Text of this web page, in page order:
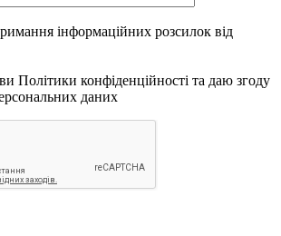
інформаційних розсилок від
Політики конфіденційності та даю згоду
даних